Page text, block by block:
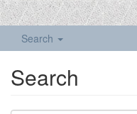
Search
Search